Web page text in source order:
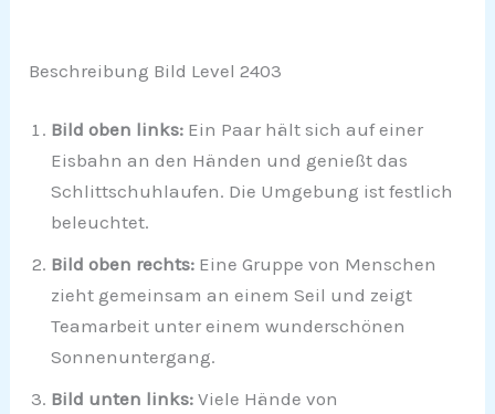
Beschreibung Bild Level 2403
Bild oben links: Ein Paar hält sich auf einer
Eisbahn an den Händen und genießt das
Schlittschuhlaufen. Die Umgebung ist festlich
beleuchtet.
Bild oben rechts: Eine Gruppe von Menschen
zieht gemeinsam an einem Seil und zeigt
Teamarbeit unter einem wunderschönen
Sonnenuntergang.
Bild unten links: Viele Hände von